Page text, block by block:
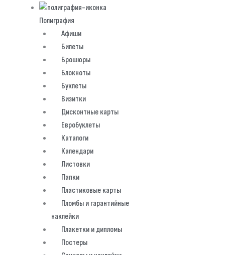
Полиграфия
Афиши
Билеты
Брошюры
Блокноты
Буклеты
Визитки
Дисконтные карты
Евробуклеты
Каталоги
Календари
Листовки
Папки
Пластиковые карты
Пломбы и гарантийные
наклейки
Плакетки и дипломы
Постеры